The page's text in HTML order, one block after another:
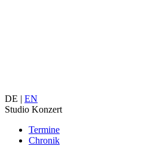
DE | EN
Studio Konzert
Termine
Chronik